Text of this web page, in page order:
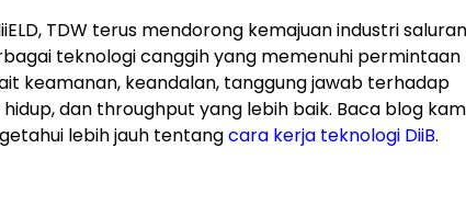
TDW terus mendorong kemajuan industri
teknologi canggih yang memenuhi permintaan
keamanan, keandalan, tanggung jawab terhadap
dan throughput yang lebih baik. Baca blog
lebih jauh tentangcara kerja teknologi DiiB.